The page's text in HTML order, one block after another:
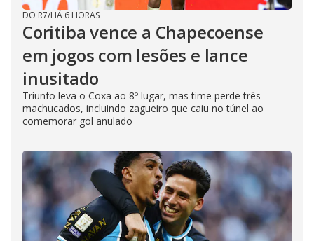
DO R7/HÁ 6 HORAS
Coritiba vence a Chapecoense
em jogos com lesões e lance
inusitado
Triunfo leva o Coxa ao 8º lugar, mas time perde três
machucados, incluindo zagueiro que caiu no túnel ao
comemorar gol anulado